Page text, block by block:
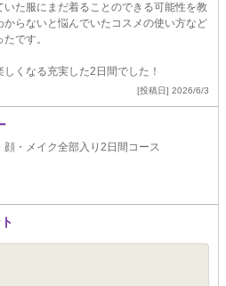
た服にまだ着ることのできる可能性を教
らないと悩んでいたコスメの使い方など
です。
くなる充実した2日間でした！
[投稿日] 2026/6/3
顔・メイク全部入り2日間コース